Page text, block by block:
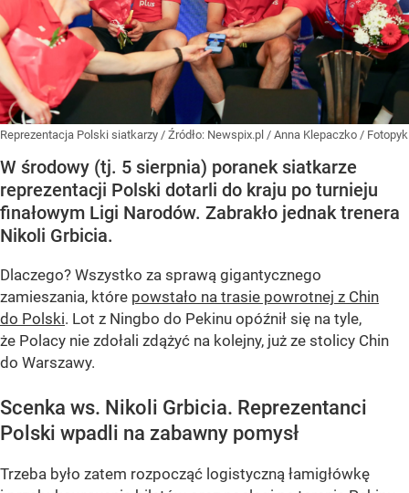
Reprezentacja Polski siatkarzy / Źródło: Newspix.pl / Anna Klepaczko / Fotopyk
W środowy (tj. 5 sierpnia) poranek siatkarze
reprezentacji Polski dotarli do kraju po turnieju
finałowym Ligi Narodów. Zabrakło jednak trenera
Nikoli Grbicia.
Dlaczego? Wszystko za sprawą gigantycznego
zamieszania, które powstało na trasie powrotnej z Chin
do Polski. Lot z Ningbo do Pekinu opóźnił się na tyle,
że Polacy nie zdołali zdążyć na kolejny, już ze stolicy Chin
do Warszawy.
Scenka ws. Nikoli Grbicia. Reprezentanci
Polski wpadli na zabawny pomysł
Trzeba było zatem rozpocząć logistyczną łamigłówkę